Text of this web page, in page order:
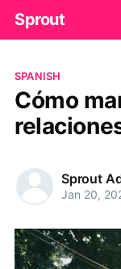
Sprout
SPANISH
Cómo
Sprout
Jan 20,